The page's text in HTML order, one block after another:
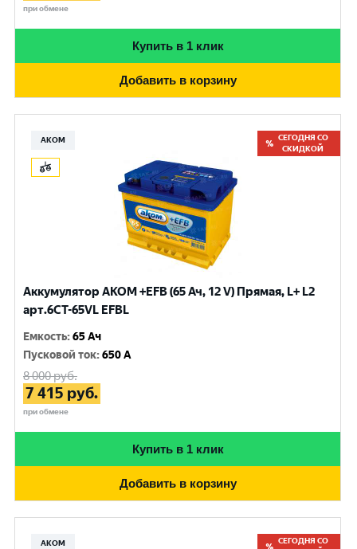
при обмене
Купить в 1 клик
Добавить в корзину
АКОМ
СЕГОДНЯ СО
СКИДКОЙ
Аккумулятор AKOM +EFB (65 Ач, 12 V) Прямая, L+ L2
арт.6СТ-65VL EFBL
Емкость:65 Ач
Пусковой ток:650 A
8 000руб.
7 415 руб.
при обмене
Купить в 1 клик
Добавить в корзину
АКОМ
СЕГОДНЯ СО